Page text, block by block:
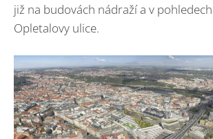
již na budovách nádraží a v
Opletalovy ulice.